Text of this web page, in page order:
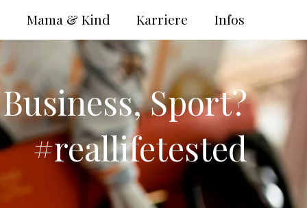
Sport?
#reallifetested
Infos
Karriere
Mama & Kind